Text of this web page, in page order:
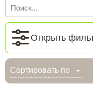
Открыть
Сортировать по